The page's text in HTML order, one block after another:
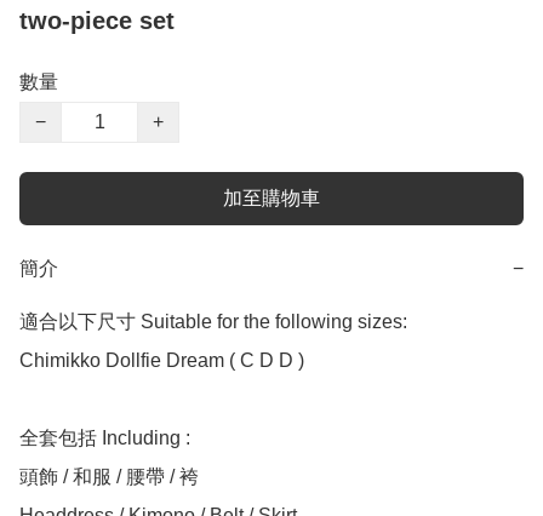
two-piece set
數量
−
+
加至購物車
簡介 −
適合以下尺寸 Suitable for the following sizes:
Chimikko Dollfie Dream ( C D D )
全套包括 Including :
頭飾 / 和服 / 腰帶 / 袴